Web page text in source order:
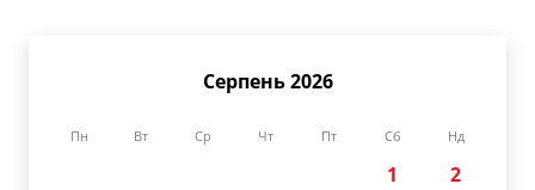
Серпень 2026
Пн Вт Ср Чт Пт Сб Нд
1
2